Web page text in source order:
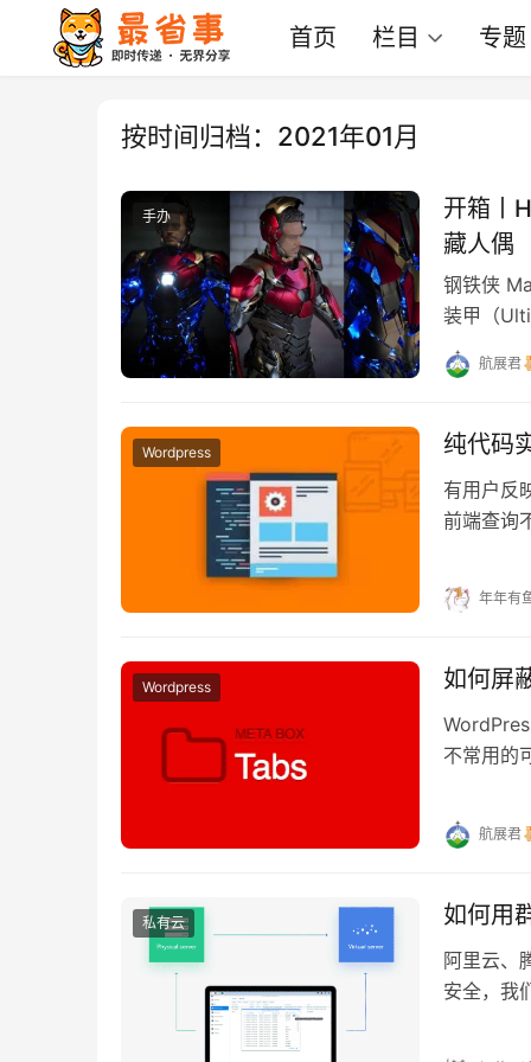
首页 栏目 专题
按时间归档：2021年01月
手办
开箱丨
藏人偶
钢铁侠
装甲（
航展君
Wordpress 纯代码
有用户反
前端查询
年年有
Wordpress 如何屏
不常用的
航展君
私有云 如何用
阿里云、
安全，我